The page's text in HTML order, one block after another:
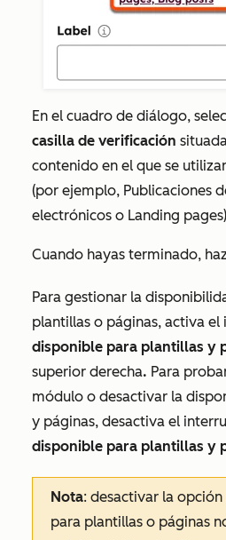
En el cuadro de diálogo,
casilla de verificación
contenido en el que se
(por ejemplo, Publicaciones
electrónicos o Landing pages
Cuando hayas terminado,
Para gestionar la
plantillas o páginas, activa
disponible para plantillas y
superior derecha. Para
módulo o desactivar la
y páginas, desactiva el
disponible para plantillas y
Nota: desactivar la opción
para plantillas o páginas